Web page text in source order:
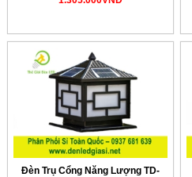
Đèn Trụ Cổng Năng Lượng TD-